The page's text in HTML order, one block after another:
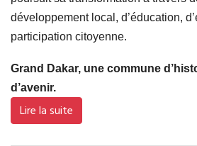
développement local, d’éducation,
participation citoyenne.
Grand Dakar, une commune
d’avenir.
Lire la suite